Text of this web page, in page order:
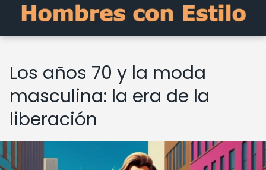
Los años 70 y la moda
masculina: la era de la
liberación